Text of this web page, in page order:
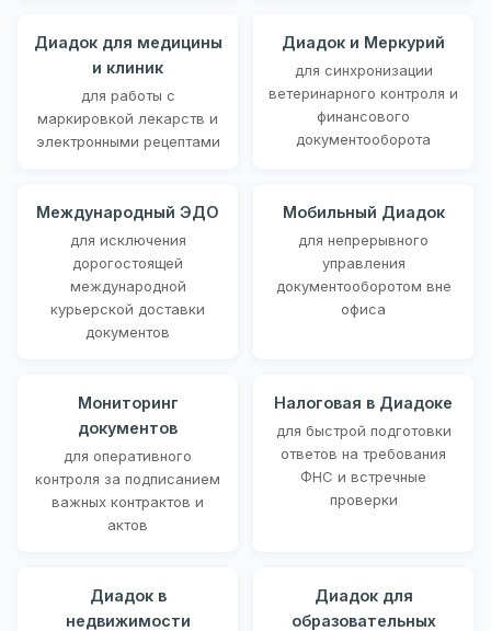
Диадок для медицины
и клиник
для работы с
маркировкой лекарств и
электронными рецептами
Диадок и Меркурий
для синхронизации
ветеринарного контроля и
финансового
документооборота
Международный ЭДО
для исключения
дорогостоящей
международной
курьерской доставки
документов
Мобильный Диадок
для непрерывного
управления
документооборотом вне
офиса
Мониторинг
документов
для оперативного
контроля за подписанием
важных контрактов и
актов
Налоговая в Диадоке
для быстрой подготовки
ответов на требования
ФНС и встречные
проверки
Диадок в
недвижимости
Диадок для
образовательных